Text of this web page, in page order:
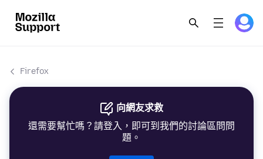
Firefox
向網友求救
還需要幫忙嗎？請登入，即可到我們的討論區問問
題。